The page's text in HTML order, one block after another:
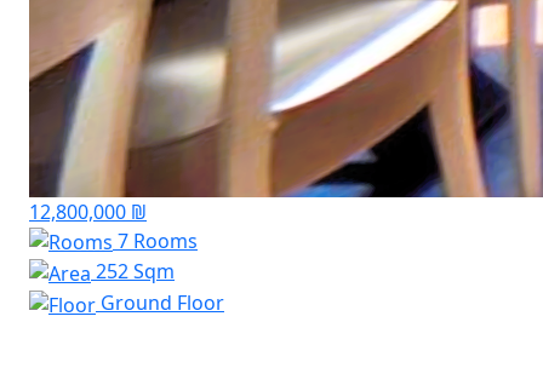
12,800,000 ₪
7 Rooms
252 Sqm
Ground Floor